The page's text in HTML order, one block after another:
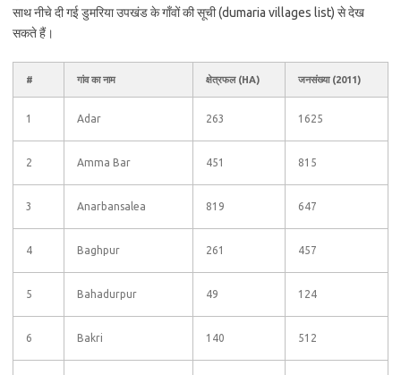
साथ नीचे दी गई डुमरिया उपखंड के गाँवों की सूची (dumaria villages list) से देख
सकते हैं।
# गांव का नाम क्षेत्रफल (HA) जनसंख्या (2011)
1 Adar 263 1625
2 Amma Bar 451 815
3 Anarbansalea 819 647
4 Baghpur 261 457
5 Bahadurpur 49 124
6 Bakri 140 512